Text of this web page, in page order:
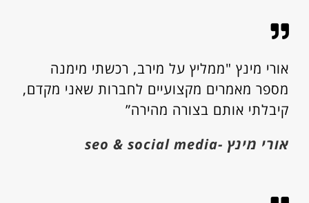
אורי מינץ "ממליץ על מירב, רכשתי מימנה
מספר מאמרים מקצועיים לחברות שאני מקדם,
קיבלתי אותם בצורה מהירה”
אורי מינץ -seo & social media